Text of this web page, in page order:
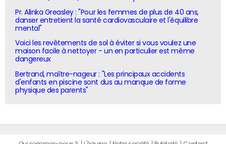
Pr. Alinka Greasley : "Pour les femmes de plus de 40 ans,
danser entretient la santé cardiovasculaire et l'équilibre
mental"
Voici les revêtements de sol à éviter si vous voulez une
maison facile à nettoyer - un en particulier est même
dangereux
Bertrand, maître-nageur : "Les principaux accidents
d'enfants en piscine sont dus au manque de forme
physique des parents"